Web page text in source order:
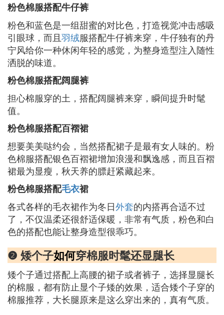
粉色棉服搭配牛仔裤
粉色和蓝色是一组甜蜜的对比色，打造视觉冲击感吸
引眼球，而且羽绒服搭配牛仔裤来穿，牛仔独有的丹
宁风给你一种休闲年轻的感觉，为整身造型注入随性
洒脱的味道。
粉色棉服搭配阔腿裤
担心棉服穿的土，搭配阔腿裤来穿，瞬间提升时髦
值。
粉色棉服搭配百褶裙
想要美美哒约会，当然搭配裙子是最有女人味的。粉
色棉服搭配银色百褶裙增加浪漫和飘逸感，而且百褶
裙最为显瘦，秋天养的膘赶紧藏起来。
粉色棉服搭配毛衣裙
各式各样的毛衣裙作为冬日外套的内搭再合适不过
了，不仅温柔还很舒适保暖，非常有气质，粉色和白
色的搭配也能让整身造型很乖巧。
❷ 矮个子如何穿棉服时髦还显腿长
矮个子通过搭配上高腰的裙子或者裤子，选择显腿长
的棉服，都有防止显个子矮的效果，适合矮个子穿的
棉服推荐，大长腿原来是这么穿出来的，真有气质。